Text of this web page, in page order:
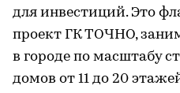
для инвестиций. Это
проект ГК ТОЧНО,
в городе по масштабу
домов от 11 до 20